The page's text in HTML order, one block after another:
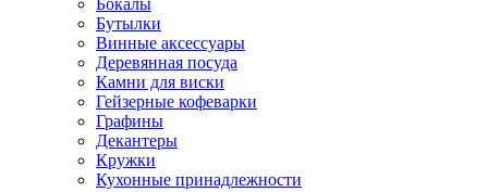
Бокалы
Бутылки
Винные аксессуары
Деревянная посуда
Камни для виски
Гейзерные кофеварки
Графины
Декантеры
Кружки
Кухонные принадлежности